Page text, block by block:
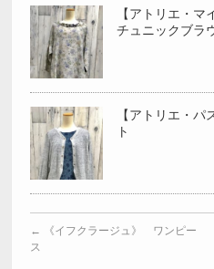
【アトリエ・
チュニックブラ
【アトリエ・
ト
←
《イフクラージュ》 ワンピー
ス